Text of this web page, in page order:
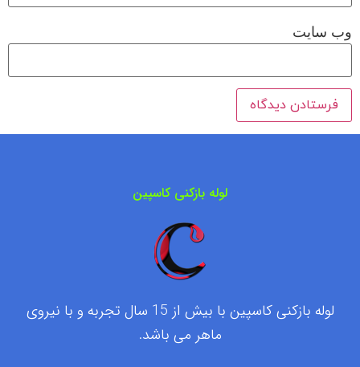
وب‌ سایت
لوله بازکنی کاسپین
لوله بازکنی کاسپین با بیش از 15 سال تجربه و با نیروی
ماهر می باشد.